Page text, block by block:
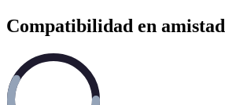
Compatibilidad en amistad